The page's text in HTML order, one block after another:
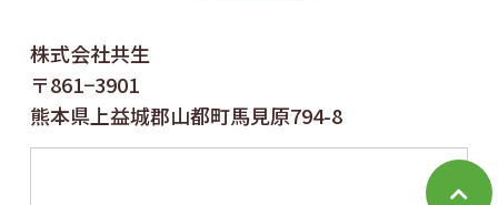
株式会社共生
〒861−3901
熊本県上益城郡山都町馬見原794-8